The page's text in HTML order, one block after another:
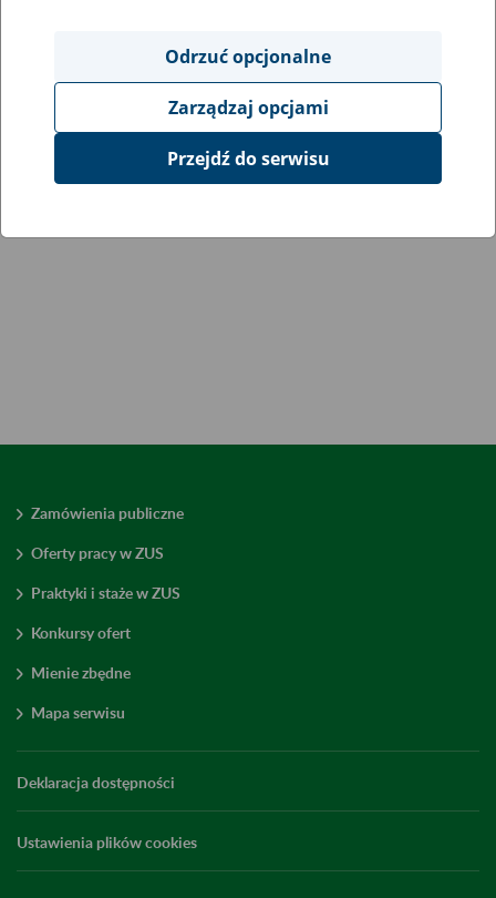
Zamówienia publiczne
Oferty pracy w ZUS
Praktyki i staże w ZUS
Konkursy ofert
Mienie zbędne
Mapa serwisu
Deklaracja dostępności
Ustawienia plików cookies
Odrzuć opcjonalne
Zarządzaj opcjami
Przejdź do serwisu